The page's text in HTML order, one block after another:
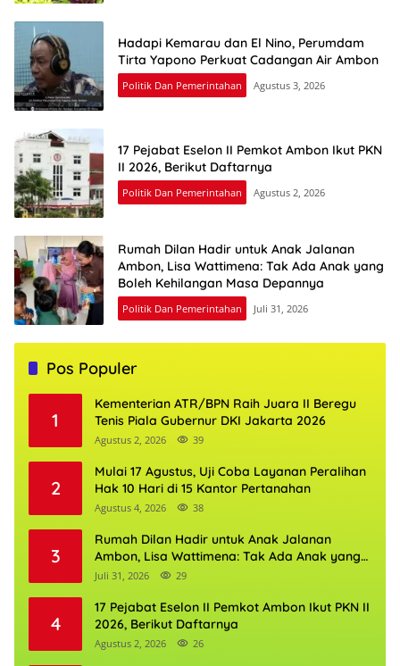
Hadapi Kemarau dan El Nino, Perumdam
Tirta Yapono Perkuat Cadangan Air Ambon
Politik Dan Pemerintahan Agustus 3, 2026
17 Pejabat Eselon II Pemkot Ambon Ikut PKN
II 2026, Berikut Daftarnya
Politik Dan Pemerintahan Agustus 2, 2026
Rumah Dilan Hadir untuk Anak Jalanan
Ambon, Lisa Wattimena: Tak Ada Anak yang
Boleh Kehilangan Masa Depannya
Politik Dan Pemerintahan Juli 31, 2026
Pos Populer
1
Kementerian ATR/BPN Raih Juara II Beregu
Tenis Piala Gubernur DKI Jakarta 2026
Agustus 2, 2026 39
2
Mulai 17 Agustus, Uji Coba Layanan Peralihan
Hak 10 Hari di 15 Kantor Pertanahan
Agustus 4, 2026 38
3
Rumah Dilan Hadir untuk Anak Jalanan
Ambon, Lisa Wattimena: Tak Ada Anak yang
Boleh Kehilangan Masa Depannya
Juli 31, 2026 29
4
17 Pejabat Eselon II Pemkot Ambon Ikut PKN II
2026, Berikut Daftarnya
Agustus 2, 2026 26